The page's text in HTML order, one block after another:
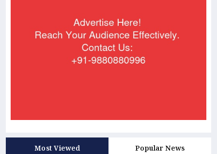
Most Viewed Popular News